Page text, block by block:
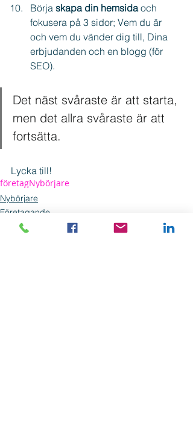
Börja skapa din hemsida och
fokusera på 3 sidor; Vem du är
och vem du vänder dig till, Dina
erbjudanden och en blogg (för
SEO).
Det näst svåraste är att starta,
men det allra svåraste är att
fortsätta.
Lycka till!
företagNybörjare
Nybörjare
Företagande